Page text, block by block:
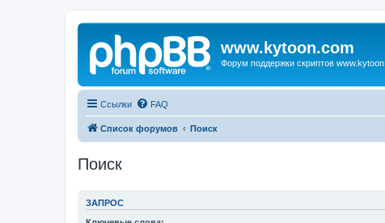
www.kytoon.com
Форум поддержки скриптов
Ссылки FAQ
Список форумов Поиск
Поиск
ЗАПРОС